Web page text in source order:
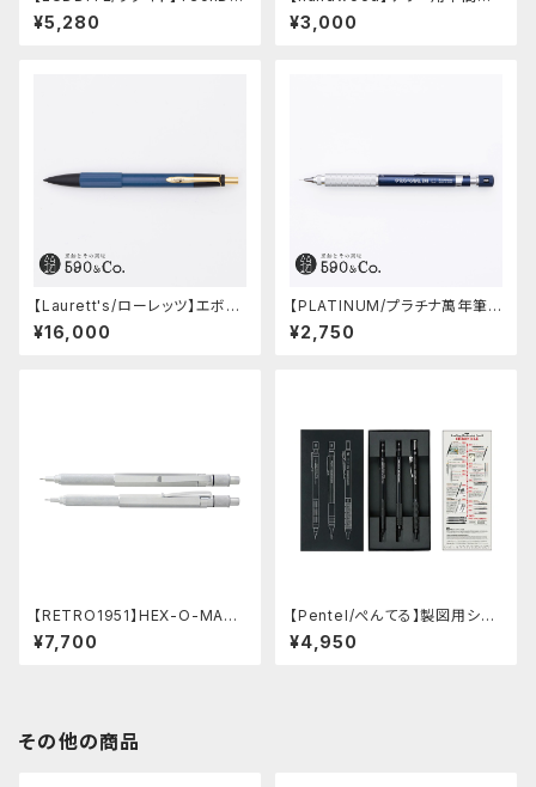
w2 グラデーションモデル (LDB
-MP2GB1-05)
¥5,280
ーツ/カスタムグリップ (縦溝/超
超ジュラルミン)
¥3,000
【Laurett's/ローレッツ】エボナ
イトシャープペンシル (藍)
¥16,000
【PLATINUM/プラチナ萬年筆】
PRO-USE 241 シャープペンシ
ル (ブルー/0.5mm)
¥2,750
【RETRO1951】HEX-O-MATI
Cヘクソマティックシャープペン
シル (シルバー)
¥7,700
【Pentel/ぺんてる】製図用シャ
ープペンシル 60周年限定3本
セット
¥4,950
その他の商品